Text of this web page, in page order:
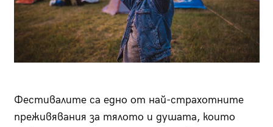
Фестивалите са едно от най-страхотните
преживявания за тялото и душата, които